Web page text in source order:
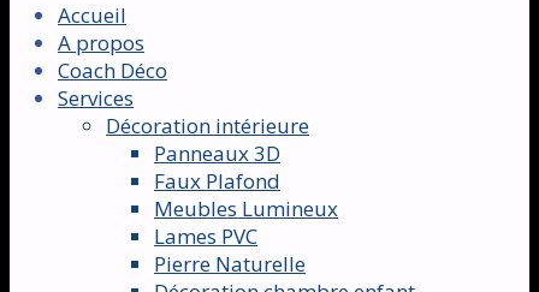
Accueil
A propos
Coach Déco
Services
Décoration intérieure
Panneaux 3D
Faux Plafond
Meubles Lumineux
Lames PVC
Pierre Naturelle